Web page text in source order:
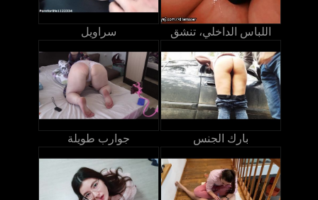
سراويل اللباس الداخلي، تنشق
جوارب طويلة بارك الجنس